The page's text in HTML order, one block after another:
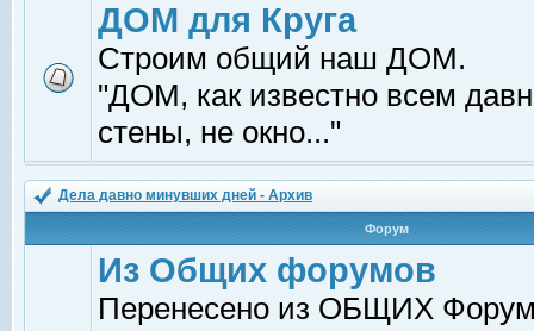
ДОМ для Круга
Строим общий наш ДОМ.
"ДОМ, как известно всем
стены, не окно..."
Дела давно минувших дней - Архив
Форум
Из Общих форумов
Перенесено из ОБЩИХ